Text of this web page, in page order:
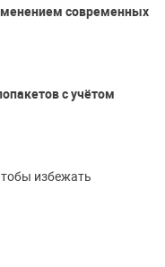
современных
с учётом
избежать